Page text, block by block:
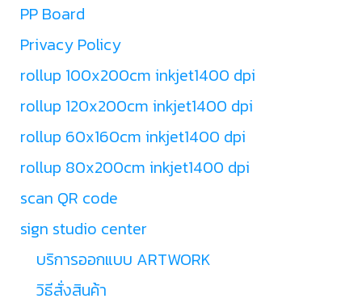
PP Board
Privacy Policy
rollup 100x200cm inkjet1400 dpi
rollup 120x200cm inkjet1400 dpi
rollup 60x160cm inkjet1400 dpi
rollup 80x200cm inkjet1400 dpi
scan QR code
sign studio center
บริการออกแบบ ARTWORK
วิธีสั่งสินค้า